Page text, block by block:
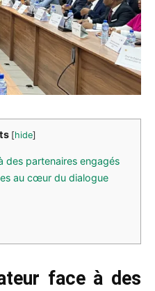
[hide]
des partenaires engagés
au cœur du dialogue
face à des